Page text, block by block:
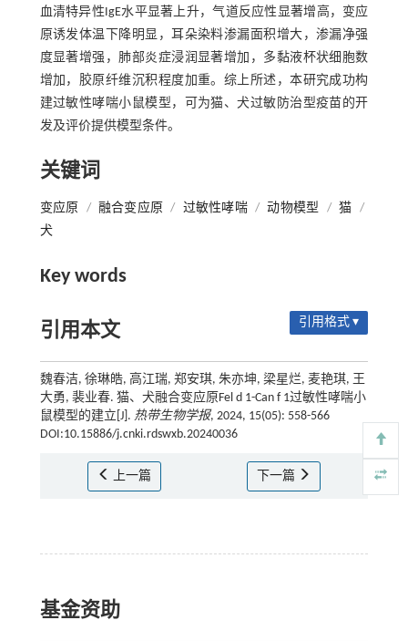
血清特异性IgE水平显著上升，气道反应性显著增高，变应
原诱发体温下降明显，耳朵染料渗漏面积增大，渗漏净强
度显著增强，肺部炎症浸润显著增加，多黏液杯状细胞数
增加，胶原纤维沉积程度加重。综上所述，本研究成功构
建过敏性哮喘小鼠模型，可为猫、犬过敏防治型疫苗的开
发及评价提供模型条件。
关键词
变应原 / 融合变应原 / 过敏性哮喘 / 动物模型 / 猫
/
犬
Key words
引用本文 引用格式 ▾
魏春洁, 徐琳皓, 高江瑞, 郑安琪, 朱亦坤, 梁星烂, 麦艳琪, 王
大勇, 裴业春. 猫、犬融合变应原Fel d 1-Can f 1过敏性哮喘小
鼠模型的建立[J]. 热带生物学报, 2024, 15(05): 558-566
DOI:10.15886/j.cnki.rdswxb.20240036
上一篇 下一篇
基金资助